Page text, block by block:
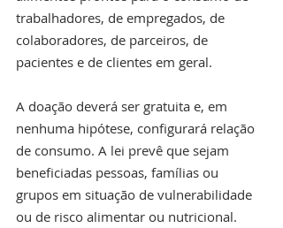
trabalhadores, de empregados, de
colaboradores, de parceiros, de
pacientes e de clientes em geral.
A doação deverá ser gratuita e, em
nenhuma hipótese, configurará relação
de consumo. A lei prevê que sejam
beneficiadas pessoas, famílias ou
grupos em situação de vulnerabilidade
ou de risco alimentar ou nutricional.